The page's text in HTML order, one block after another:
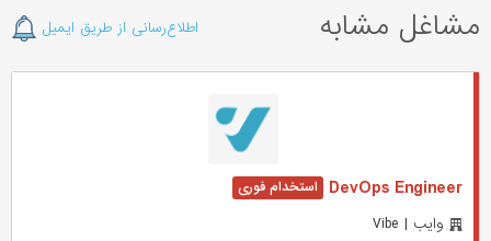
مشاغل مشابه اطلاع‌رسانی از طریق ایمیل
DevOps Engineer
وایب | Vibe